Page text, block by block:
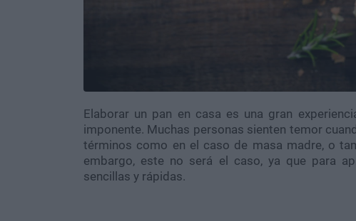
Elaborar un pan en casa es una gran
imponente. Muchas personas sienten temor
términos como en el caso de masa madre, o
embargo, este no será el caso, ya que para
sencillas y rápidas.